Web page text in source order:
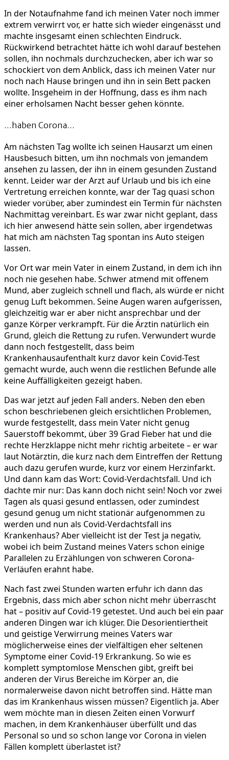
In der Notaufnahme fand ich meinen Vater noch immer
extrem verwirrt vor, er hatte sich wieder eingenässt und
machte insgesamt einen schlechten Eindruck.
Rückwirkend betrachtet hätte ich wohl darauf bestehen
sollen, ihn nochmals durchzuchecken, aber ich war so
schockiert von dem Anblick, dass ich meinen Vater nur
noch nach Hause bringen und ihn in sein Bett packen
wollte. Insgeheim in der Hoffnung, dass es ihm nach
einer erholsamen Nacht besser gehen könnte.
…haben Corona…
Am nächsten Tag wollte ich seinen Hausarzt um einen
Hausbesuch bitten, um ihn nochmals von jemandem
ansehen zu lassen, der ihn in einem gesunden Zustand
kennt. Leider war der Arzt auf Urlaub und bis ich eine
Vertretung erreichen konnte, war der Tag quasi schon
wieder vorüber, aber zumindest ein Termin für nächsten
Nachmittag vereinbart. Es war zwar nicht geplant, dass
ich hier anwesend hätte sein sollen, aber irgendetwas
hat mich am nächsten Tag spontan ins Auto steigen
lassen.
Vor Ort war mein Vater in einem Zustand, in dem ich ihn
noch nie gesehen habe. Schwer atmend mit offenem
Mund, aber zugleich schnell und flach, als würde er nicht
genug Luft bekommen. Seine Augen waren aufgerissen,
gleichzeitig war er aber nicht ansprechbar und der
ganze Körper verkrampft. Für die Ärztin natürlich ein
Grund, gleich die Rettung zu rufen. Verwundert wurde
dann noch festgestellt, dass beim
Krankenhausaufenthalt kurz davor kein Covid-Test
gemacht wurde, auch wenn die restlichen Befunde alle
keine Auffälligkeiten gezeigt haben.
Das war jetzt auf jeden Fall anders. Neben den eben
schon beschriebenen gleich ersichtlichen Problemen,
wurde festgestellt, dass mein Vater nicht genug
Sauerstoff bekommt, über 39 Grad Fieber hat und die
rechte Herzklappe nicht mehr richtig arbeitete – er war
laut Notärztin, die kurz nach dem Eintreffen der Rettung
auch dazu gerufen wurde, kurz vor einem Herzinfarkt.
Und dann kam das Wort: Covid-Verdachtsfall. Und ich
dachte mir nur: Das kann doch nicht sein! Noch vor zwei
Tagen als quasi gesund entlassen, oder zumindest
gesund genug um nicht stationär aufgenommen zu
werden und nun als Covid-Verdachtsfall ins
Krankenhaus? Aber vielleicht ist der Test ja negativ,
wobei ich beim Zustand meines Vaters schon einige
Parallelen zu Erzählungen von schweren Corona-
Verläufen erahnt habe.
Nach fast zwei Stunden warten erfuhr ich dann das
Ergebnis, dass mich aber schon nicht mehr überrascht
hat – positiv auf Covid-19 getestet. Und auch bei ein paar
anderen Dingen war ich klüger. Die Desorientiertheit
und geistige Verwirrung meines Vaters war
möglicherweise eines der vielfältigen eher seltenen
Symptome einer Covid-19 Erkrankung. So wie es
komplett symptomlose Menschen gibt, greift bei
anderen der Virus Bereiche im Körper an, die
normalerweise davon nicht betroffen sind. Hätte man
das im Krankenhaus wissen müssen? Eigentlich ja. Aber
wem möchte man in diesen Zeiten einen Vorwurf
machen, in dem Krankenhäuser überfüllt und das
Personal so und so schon lange vor Corona in vielen
Fällen komplett überlastet ist?